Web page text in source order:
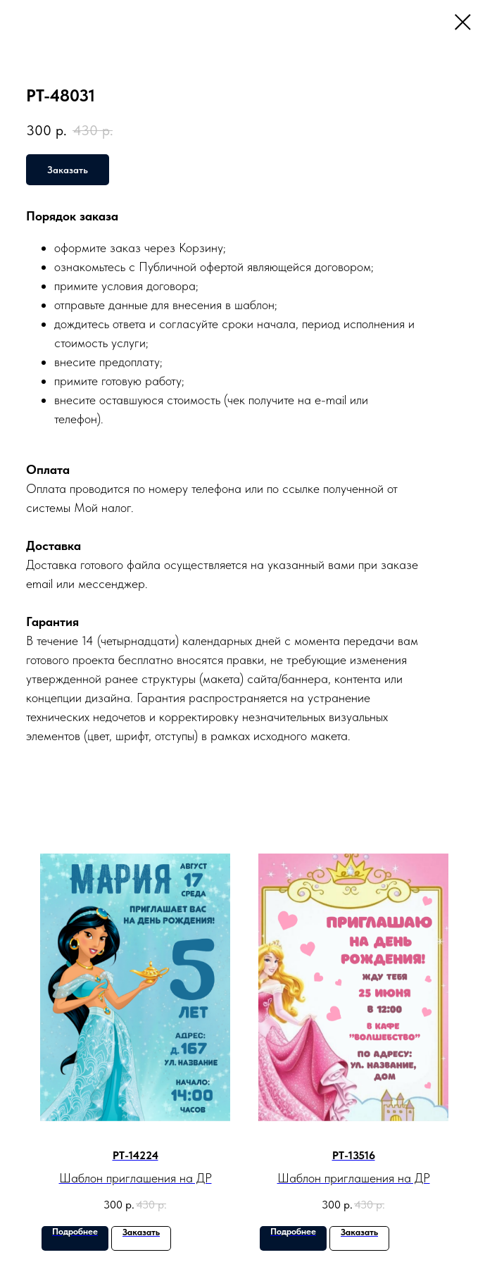
PT-48031
300 р. 430 р.
Заказать
Порядок заказа
оформите заказ через Корзину;
ознакомьтесь с Публичной офертой являющейся договором;
примите условия договора;
отправьте данные для внесения в шаблон;
дождитесь ответа и согласуйте сроки начала, период исполнения и
стоимость услуги;
внесите предоплату;
примите готовую работу;
внесите оставшуюся стоимость (чек получите на e-mail или
телефон).
Оплата
Оплата проводится по номеру телефона или по ссылке полученной от
системы Мой налог.
Доставка
Доставка готового файла осуществляется на указанный вами при заказе
email или мессенджер.
Гарантия
В течение 14 (четырнадцати) календарных дней с момента передачи вам
готового проекта бесплатно вносятся правки, не требующие изменения
утвержденной ранее структуры (макета) сайта/баннера, контента или
концепции дизайна. Гарантия распространяется на устранение
технических недочетов и корректировку незначительных визуальных
элементов (цвет, шрифт, отступы) в рамках исходного макета.
PT-14224
Шаблон приглашения на ДР
300 р. 430 р.
Подробнее Заказать
PT-13516
Шаблон приглашения на ДР
300 р. 430 р.
Подробнее Заказать